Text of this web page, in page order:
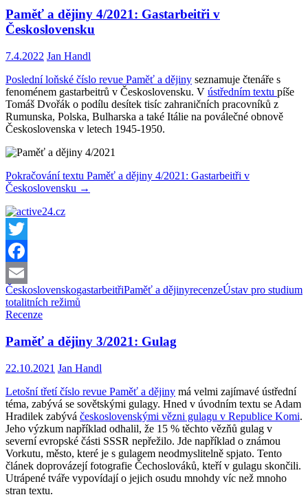
Paměť a dějiny 4/2021: Gastarbeitři v
Československu
7.4.2022 Jan Handl
Poslední loňské číslo revue Paměť a dějiny seznamuje čtenáře s
fenoménem gastarbeitrů v Československu. V ústředním textu píše
Tomáš Dvořák o podílu desítek tisíc zahraničních pracovníků z
Rumunska, Polska, Bulharska a také Itálie na poválečné obnově
Československa v letech 1945-1950.
Pokračování textu Paměť a dějiny 4/2021: Gastarbeitři v
Československu →
Twitter
Facebook
Email
ČeskoslovenskogastarbeitřiPaměť a dějinyrecenzeÚstav pro studium
totalitních režimů
Recenze
Paměť a dějiny 3/2021: Gulag
22.10.2021 Jan Handl
Letošní třetí číslo revue Paměť a dějiny má velmi zajímavé ústřední
téma, zabývá se sovětskými gulagy. Hned v úvodním textu se Adam
Hradilek zabývá československými vězni gulagu v Republice Komi.
Jeho výzkum například odhalil, že 15 % těchto vězňů gulag v
severní evropské části SSSR nepřežilo. Jde například o známou
Vorkutu, město, které je s gulagem neodmyslitelně spjato. Tento
článek doprovázejí fotografie Čechoslováků, kteří v gulagu skončili.
Utrápené tváře vypovídají o jejich osudu mnohdy víc než mnoho
stran textu.